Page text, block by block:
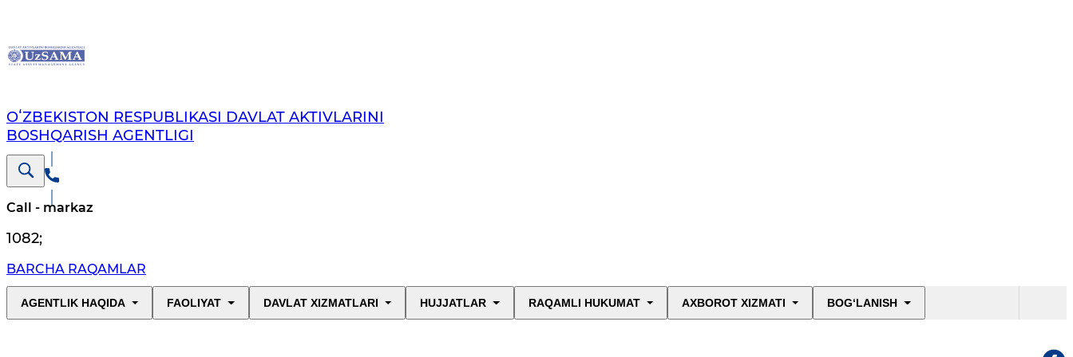
OʻZBEKISTON RESPUBLIKASI DAVLAT AKTIVLARINI
BOSHQARISH AGENTLIGI
Call - markaz
1082;
BARCHA RAQAMLAR
AGENTLIK HAQIDA FAOLIYAT DAVLAT XIZMATLARI HUJJATLAR RAQAMLI HUKUMAT AXBOROT XIZMATI BOG‘LANISH